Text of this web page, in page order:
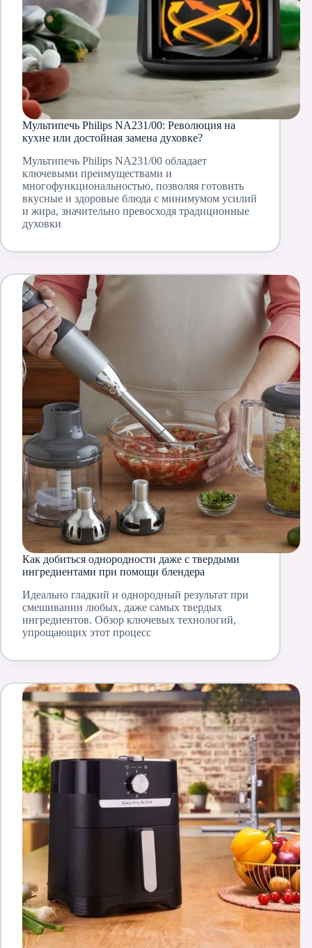
Мультипечь Philips NA231/00: Революция на
кухне или достойная замена духовке?
Мультипечь Philips NA231/00 обладает
ключевыми преимуществами и
многофункциональностью, позволяя готовить
вкусные и здоровые блюда с минимумом усилий
и жира, значительно превосходя традиционные
духовки
Как добиться однородности даже с твердыми
ингредиентами при помощи блендера
Идеально гладкий и однородный результат при
смешивании любых, даже самых твердых
ингредиентов. Обзор ключевых технологий,
упрощающих этот процесс